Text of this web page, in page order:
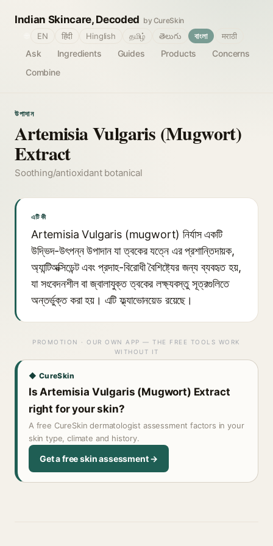
Indian Skincare, Decoded by CureSkin
Ask Ingredients Guides Products
Concerns
Combine
EN हिंदी Hinglish தமிழ் తెలుగు বাংলা मराठी
উপাদান
Artemisia Vulgaris (Mugwort)
Extract
Soothing/antioxidant botanical
এটি কী
Artemisia Vulgaris (mugwort) নির্যাস একটি
উদ্ভিদ-উৎপন্ন উপাদান যা ত্বকের যত্নে এর প্রশান্তিদায়ক,
অ্যান্টিঅক্সিডেন্ট এবং প্রদাহ-বিরোধী বৈশিষ্ট্যের জন্য ব্যবহৃত হয়,
যা সংবেদনশীল বা জ্বালাযুক্ত ত্বকের লক্ষ্যবস্তু সূত্রগুলিতে
অন্তর্ভুক্ত করা হয়। এটি ফ্ল্যাভোনয়েড রয়েছে।
PROMOTION · OUR OWN APP — THE FREE TOOLS WORK
WITHOUT IT
◆ CureSkin
Is Artemisia Vulgaris (Mugwort) Extract
right for your skin?
A free CureSkin dermatologist assessment factors in your
skin type, climate and history.
Get a free skin assessment →